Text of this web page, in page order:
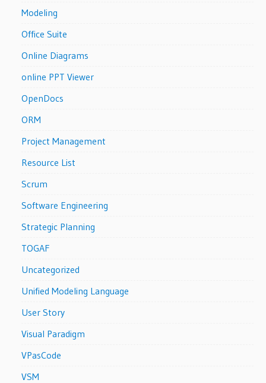
Modeling
Office Suite
Online Diagrams
online PPT Viewer
OpenDocs
ORM
Project Management
Resource List
Scrum
Software Engineering
Strategic Planning
TOGAF
Uncategorized
Unified Modeling Language
User Story
Visual Paradigm
VPasCode
VSM